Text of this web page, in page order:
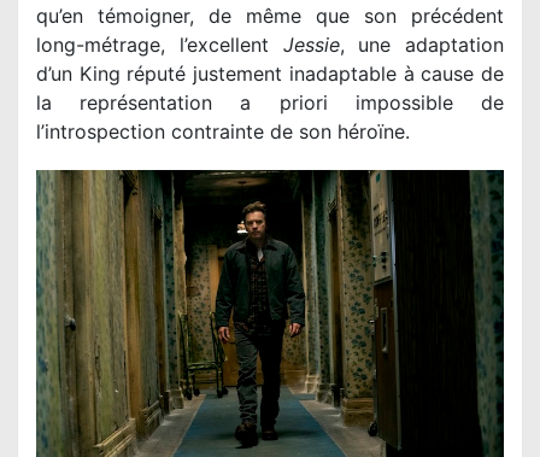
qu’en témoigner, de même que son précédent
long-métrage, l’excellent Jessie, une adaptation
d’un King réputé justement inadaptable à cause de
la représentation a priori impossible de
l’introspection contrainte de son héroïne.